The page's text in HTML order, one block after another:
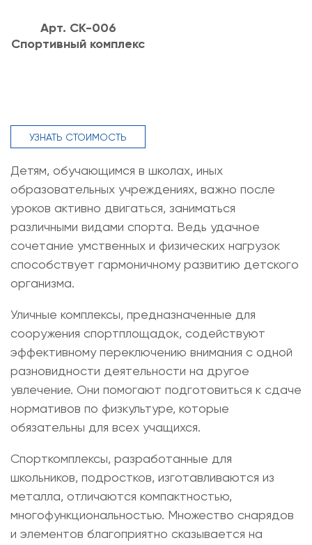
Арт. СК-006
Спортивный комплекс
УЗНАТЬ СТОИМОСТЬ
Детям, обучающимся в школах, иных
образовательных учреждениях, важно после
уроков активно двигаться, заниматься
различными видами спорта. Ведь удачное
сочетание умственных и физических нагрузок
способствует гармоничному развитию детского
организма.
Уличные комплексы, предназначенные для
сооружения спортплощадок, содействуют
эффективному переключению внимания с одной
разновидности деятельности на другое
увлечение. Они помогают подготовиться к сдаче
нормативов по физкультуре, которые
обязательны для всех учащихся.
Спорткомплексы, разработанные для
школьников, подростков, изготавливаются из
металла, отличаются компактностью,
многофункциональностью. Множество снарядов
и элементов благоприятно сказывается на